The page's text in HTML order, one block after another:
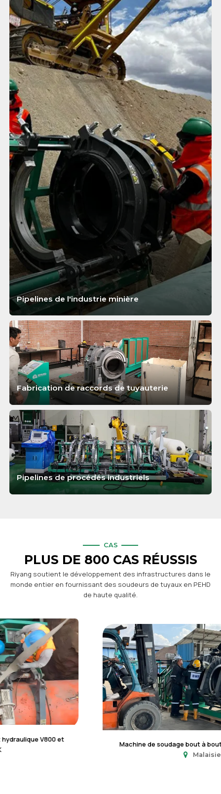
Pipelines de l'industrie minière
APPRENDRE ENCORE PLUS
Fabrication de raccords de tuyauterie
APPRENDRE ENCORE PLUS
Pipelines de procédés industriels
CAS
PLUS DE 800 CAS RÉUSSIS
Riyang soutient le développement des infrastructures dans le
monde entier en fournissant des soudeurs de tuyaux en PEHD
de haute qualité.
Machine de soudage bout à bout hydraulique V1000